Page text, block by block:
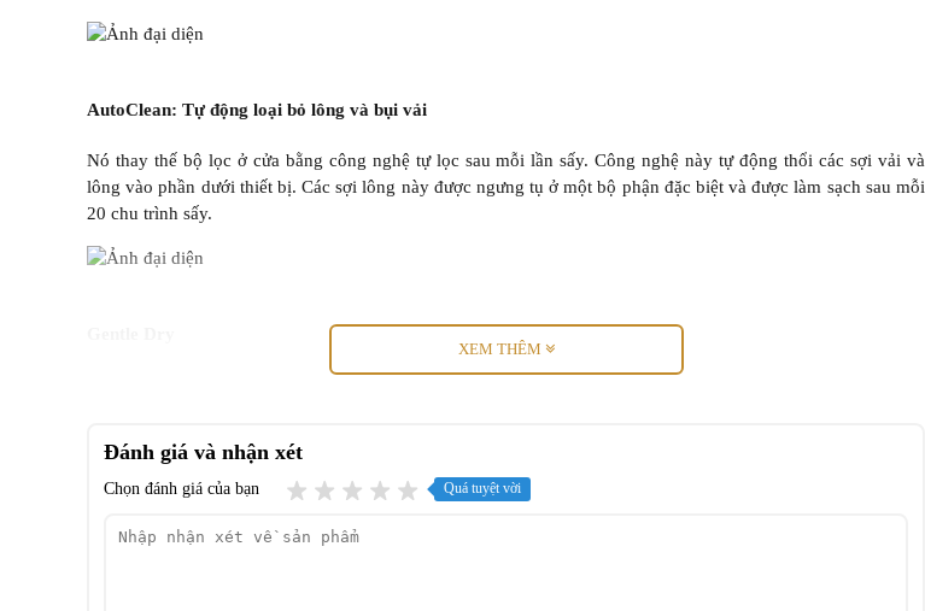
AutoClean: Tự động loại bỏ lông và bụi vải
Nó thay thế bộ lọc ở cửa bằng công nghệ tự lọc sau mỗi lần sấy. Công nghệ này tự động thổi các sợi vải và
lông vào phần dưới thiết bị. Các sợi lông này được ngưng tụ ở một bộ phận đặc biệt và được làm sạch sau mỗi
20 chu trình sấy.
XEM THÊM
Đánh giá và nhận xét
Chọn đánh giá của bạn Quá tuyệt vời